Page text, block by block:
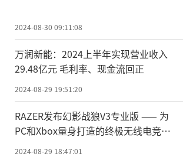
2024-08-30 09:11:08
万润新能：2024上半年实现营业收入
29.48亿元 毛利率、现金流回正
2024-08-29 19:51:20
RAZER发布幻影战狼V3专业版 —— 为
PC和Xbox量身打造的终极无线电竞手
柄
2024-08-29 18:47:01